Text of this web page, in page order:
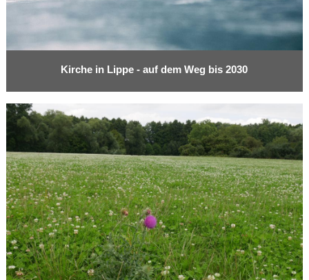
Kirche in Lippe - auf dem Weg bis 2030